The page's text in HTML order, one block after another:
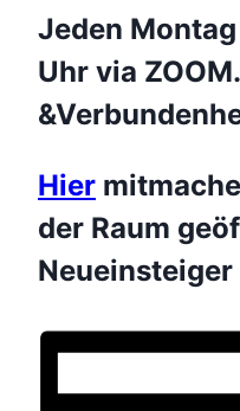
Jeden
Uhr via
Hier
der Raum